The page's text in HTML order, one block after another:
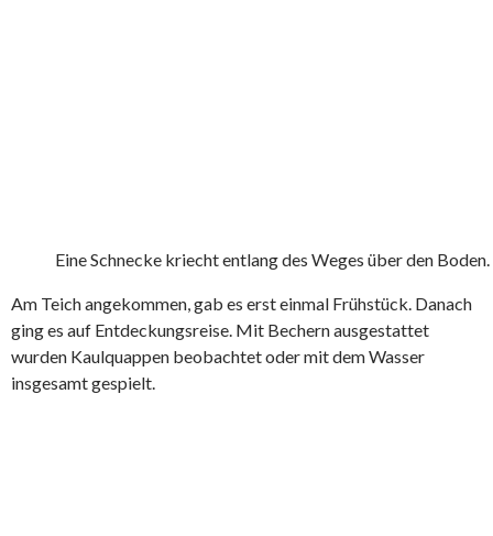
Eine Schnecke kriecht entlang des Weges über den Boden.
Am Teich angekommen, gab es erst einmal Frühstück. Danach
ging es auf Entdeckungsreise. Mit Bechern ausgestattet
wurden Kaulquappen beobachtet oder mit dem Wasser
insgesamt gespielt.